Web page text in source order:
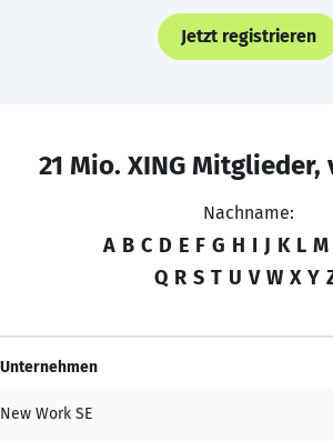
Jetzt registrieren
21 Mio. XING Mitglieder,
Nachname:
A B C D E F G H I J K L M
Q R S T U V W X Y
Unternehmen
New Work SE